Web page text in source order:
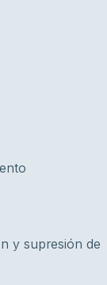
y supresión de